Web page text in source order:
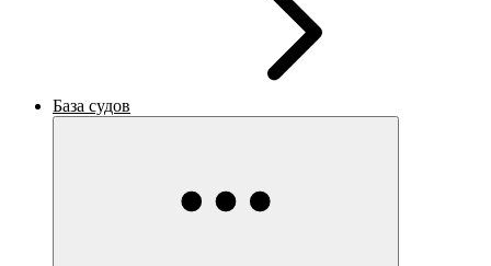
База судов